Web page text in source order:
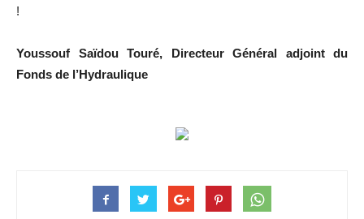
!
Youssouf Saïdou Touré, Directeur Général adjoint du
Fonds de l’Hydraulique